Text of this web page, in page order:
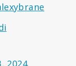
2024